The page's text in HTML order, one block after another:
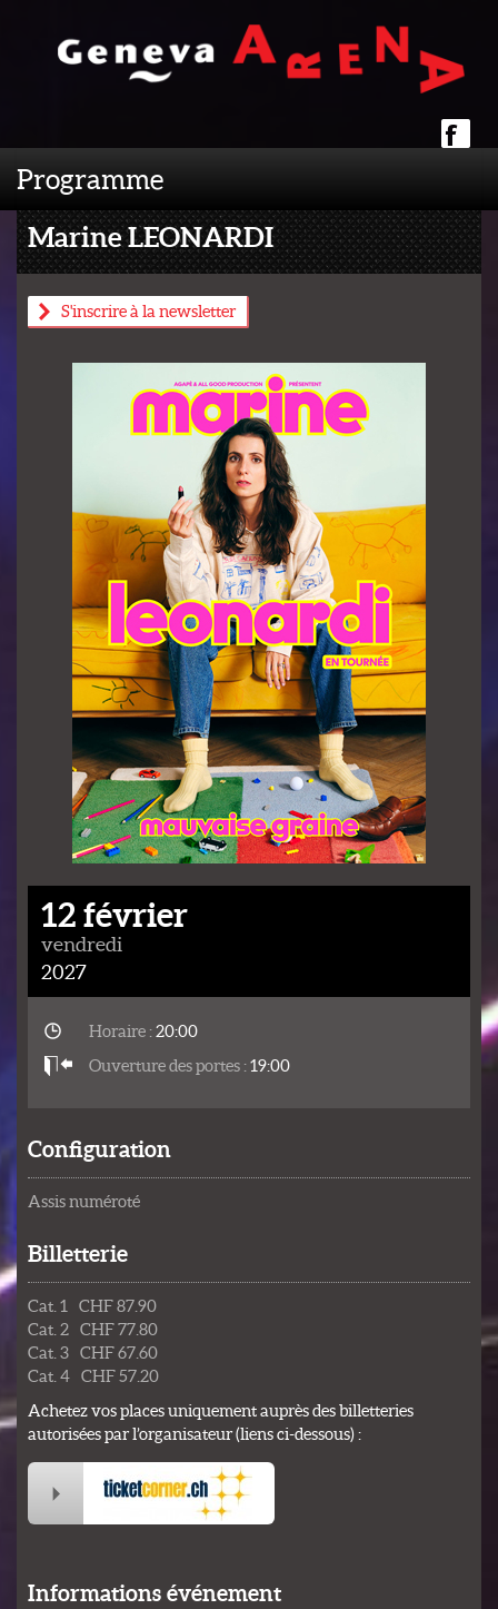
Programme
Marine LEONARDI
S'inscrire à la newsletter
12 février
vendredi
2027
Horaire :20:00
Ouverture des portes :19:00
Configuration
Assis numéroté
Billetterie
Cat. 1 CHF 87.90
Cat. 2 CHF 77.80
Cat. 3 CHF 67.60
Cat. 4 CHF 57.20
Achetez vos places uniquement auprès des billetteries
autorisées par l’organisateur (liens ci-dessous) :
Informations événement